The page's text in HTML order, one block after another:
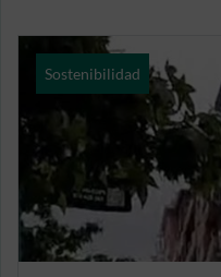
Sostenibilidad